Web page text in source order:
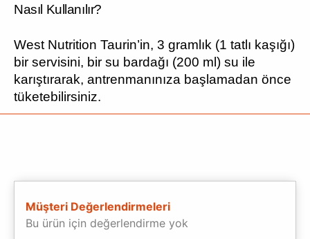
Nasıl Kullanılır?
West Nutrition Taurin’in, 3 gramlık (1 tatlı kaşığı)
bir servisini, bir su bardağı (200 ml) su ile
karıştırarak, antrenmanınıza başlamadan önce
tüketebilirsiniz.
Müşteri Değerlendirmeleri
Bu ürün için değerlendirme yok